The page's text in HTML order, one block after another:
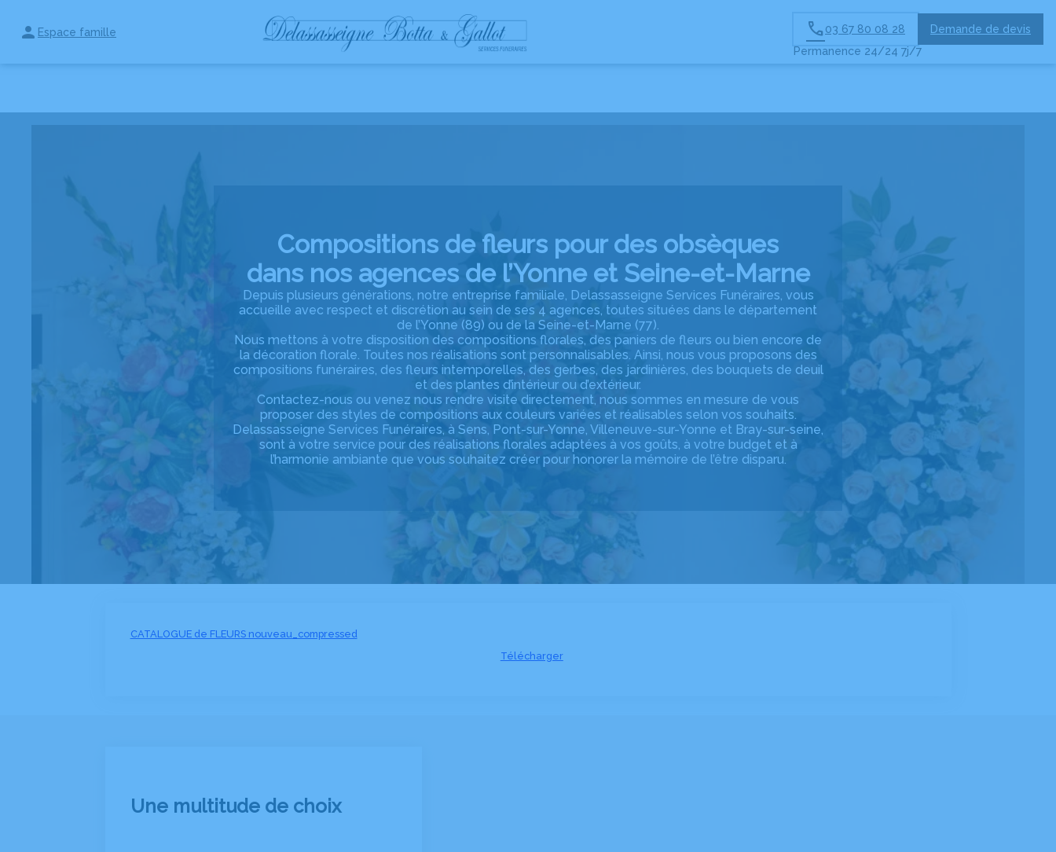
contenuEspace famille
Permanence 24/24 7j/7
03 67 80 08 28
Demande de devis
NOS PRESTATIONS
CHAMBRES FUNERAIRES ESPACES HOMMAGESNOTRE HISTOIRE
Compositions de fleurs pour des obsèques
dans nos agences de l’Yonne et Seine-et-Marne
Depuis plusieurs générations, notre entreprise familiale, Delassasseigne Services Funéraires, vous
accueille avec respect et discrétion au sein de ses 4 agences, toutes situées dans le département
de l’Yonne (89) ou de la Seine-et-Marne (77).
Nous mettons à votre disposition des compositions florales, des paniers de fleurs ou bien encore de
la décoration florale. Toutes nos réalisations sont personnalisables. Ainsi, nous vous proposons des
compositions funéraires, des fleurs intemporelles, des gerbes, des jardinières, des bouquets de deuil
et des plantes d’intérieur ou d’extérieur.
Contactez-nous ou venez nous rendre visite directement, nous sommes en mesure de vous
proposer des styles de compositions aux couleurs variées et réalisables selon vos souhaits.
Delassasseigne Services Funéraires, à Sens, Pont-sur-Yonne, Villeneuve-sur-Yonne et Bray-sur-seine,
sont à votre service pour des réalisations florales adaptées à vos goûts, à votre budget et à
l’harmonie ambiante que vous souhaitez créer pour honorer la mémoire de l’être disparu.
CATALOGUE de FLEURS nouveau_compressed
Télécharger
Une multitude de choix